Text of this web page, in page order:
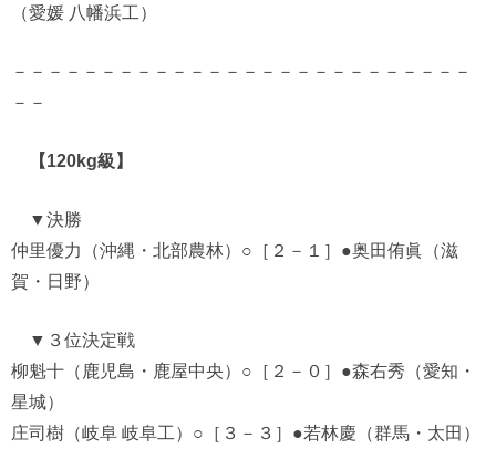
（愛媛 八幡浜工）
－－－－－－－－－－－－－－－－－－－－－－－－－－
－－
【120kg級】
▼決勝
仲里優力（沖縄・北部農林）○［２－１］●奥田侑眞（滋
賀・日野）
▼３位決定戦
柳魁十（鹿児島・鹿屋中央）○［２－０］●森右秀（愛知・
星城）
庄司樹（岐阜 岐阜工）○［３－３］●若林慶（群馬・太田）